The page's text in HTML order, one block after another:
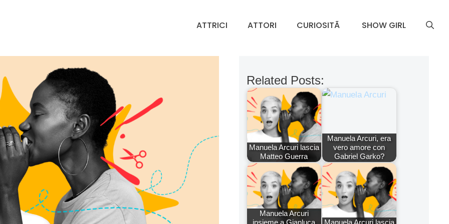
ATTRICI ATTORI CURIOSITÃ SHOW GIRL
Related Posts:
Manuela Arcuri lascia
Matteo Guerra
Manuela Arcuri, era
vero amore con
Gabriel Garko?
Manuela Arcuri